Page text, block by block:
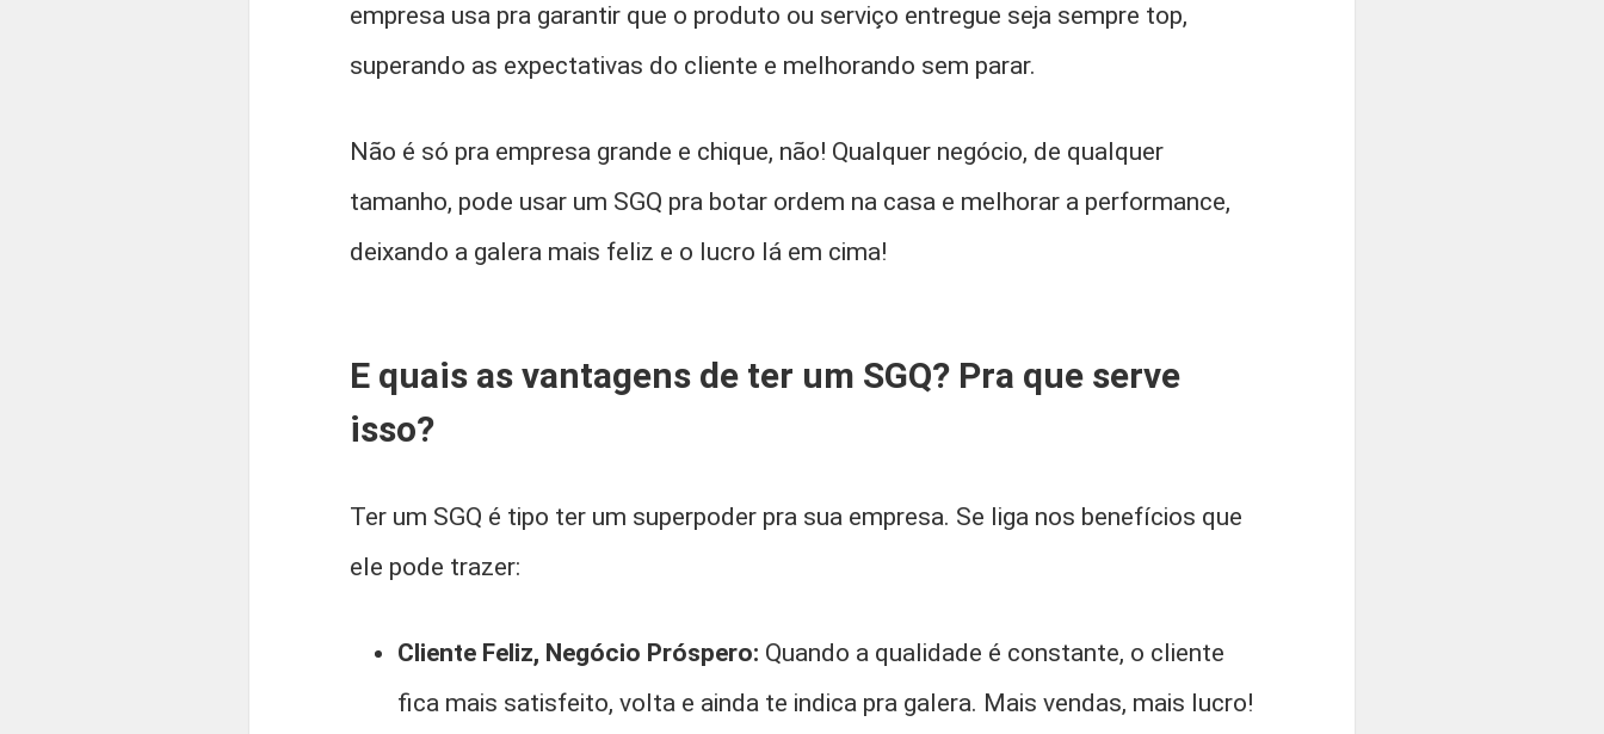
empresa usa pra garantir que o produto ou serviço entregue seja sempre top,
superando as expectativas do cliente e melhorando sem parar.
Não é só pra empresa grande e chique, não! Qualquer negócio, de qualquer
tamanho, pode usar um SGQ pra botar ordem na casa e melhorar a performance,
deixando a galera mais feliz e o lucro lá em cima!
E quais as vantagens de ter um SGQ? Pra que serve
isso?
Ter um SGQ é tipo ter um superpoder pra sua empresa. Se liga nos benefícios que
ele pode trazer:
Cliente Feliz, Negócio Próspero: Quando a qualidade é constante, o cliente
fica mais satisfeito, volta e ainda te indica pra galera. Mais vendas, mais lucro!